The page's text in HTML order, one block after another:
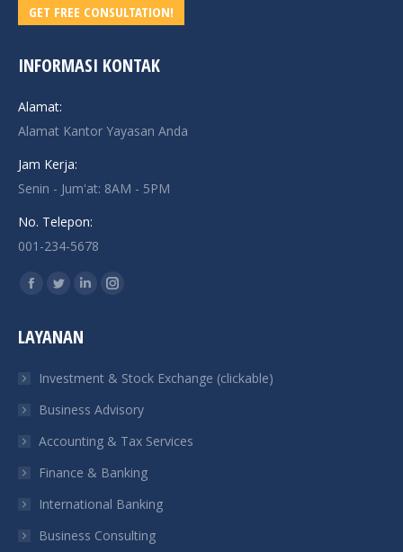
GET FREE CONSULTATION!
INFORMASI KONTAK
Alamat:
Alamat Kantor Yayasan Anda
Jam Kerja:
Senin - Jum'at: 8AM - 5PM
No. Telepon:
001-234-5678
Find us on:
Facebook
opens
new
window
Twitter
opens
new
window
Linkedin
new
window
Instagram
new
window
LAYANAN
Investment & Stock Exchange (clickable)
Business Advisory
Accounting & Tax Services
Finance & Banking
International Banking
Business Consulting